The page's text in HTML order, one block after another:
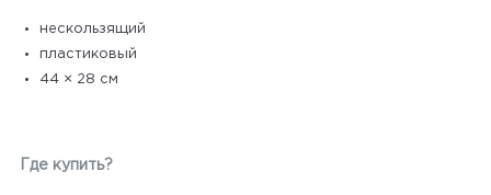
нескользящий
пластиковый
44 × 28 см
Где купить?